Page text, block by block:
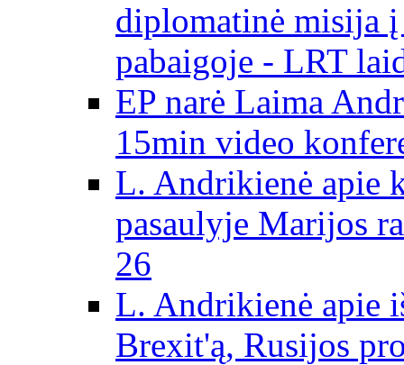
diplomatinė misija
pabaigoje - LRT
EP narė Laima
15min video
L. Andrikienė apie
pasaulyje Marijos
26
L. Andrikienė apie
Brexit'ą, Rusijos